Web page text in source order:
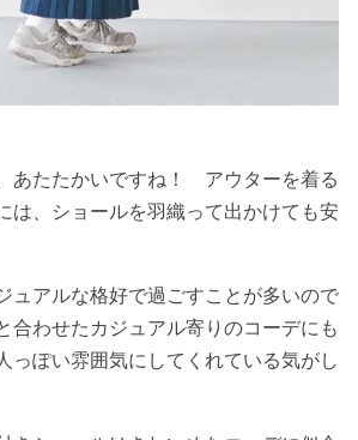
あたたかいですね！ アウターを着る
は、ショールを羽織って出かけても安
ュアルな格好で過ごすことが多いので
合わせたカジュアル寄りのコーデにも
っぽい雰囲気にしてくれている気がし